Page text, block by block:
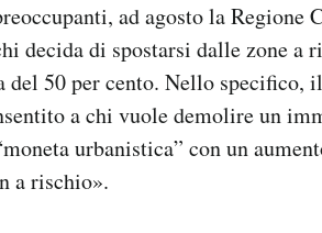
ad agosto la Regione
decida di spostarsi dalle zone
50 per cento. Nello specifico,
a chi vuole demolire un
urbanistica” con un
a rischio».